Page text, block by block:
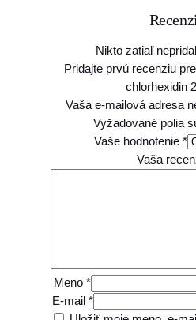
lNikto zatiaľ
Pridajte prvú recenziu
chlorhexidin
Vaša e-mailová adresa
Vyžadované polia
Vaše hodnotenie *
Vaša
Meno *
E-mail *